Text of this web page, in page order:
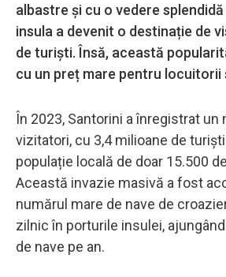
albastre și cu o vedere splendidă
insula a devenit o destinație de
de turiști. Însă, această
cu un preț mare pentru locuitorii
În 2023, Santorini a înregistrat un
vizitatori, cu 3,4 milioane de
populație locală de doar 15.500
Această invazie masivă a fost
numărul mare de nave de
zilnic în porturile insulei,
de nave pe an.